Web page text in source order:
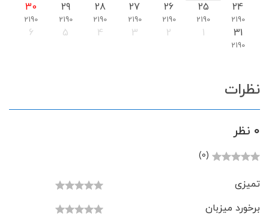
24
2190
25
2190
26
2190
27
2190
28
2190
29
2190
30
2190
31
2190
1
2
3
4
5
6
نظرات
0 نظر
(0)
تمیزی
برخورد میزبان